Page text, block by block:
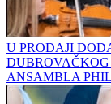
U PRODAJI
ANSAMBLA